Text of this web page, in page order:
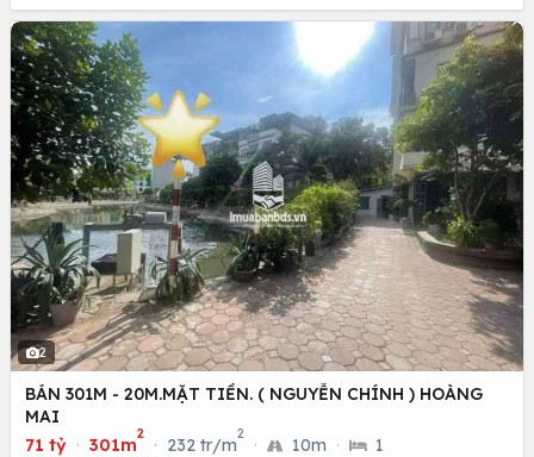
2
BÁN 301M - 20M.MẶT TIỀN. ( NGUYỄN CHÍNH ) HOÀNG
MAI
71 tỷ · 301m
2
· 232 tr/m
2
· 10m · 1